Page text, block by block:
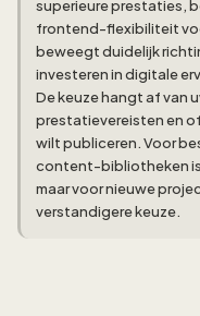
superieure prestaties,
frontend-flexibiliteit
beweegt duidelijk
investeren in digitale
De keuze hangt af van
prestatievereisten en
wilt publiceren. Voor
content-bibliotheken
maar voor nieuwe
verstandigere keuze.